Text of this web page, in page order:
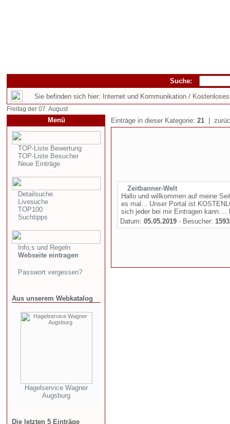
Suche:
Sie befinden sich hier: Internet und Kommunikation / Kostenloses
Freitag der 07. August
Menü
TOP-Liste Bewertung
TOP-Liste Besucher
Neue Einträge
Detailsuche
Livesuche
TOP100
Suchtipps
Info,s und Regeln
Webseite eintragen
Passwort vergessen?
Aus unserem Webkatalog
Hagelservice Wagner
Augsburg
Die letzten 5 Einträge
Einträge in dieser Kategorie: 21 |
Zeitbanner-Welt
Hallo und willkommen auf meine
es mal... Unser Portal ist
sich jeder bei mir Eintragen
Datum: 05.05.2019 - Besucher: 1593